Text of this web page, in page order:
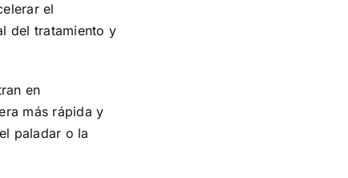
el
del tratamiento y
en
más rápida y
paladar o la